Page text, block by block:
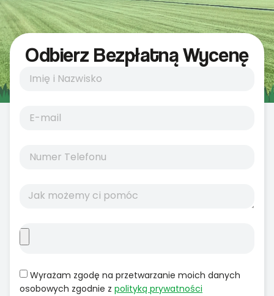
Odbierz Bezpłatną Wycenę
Wyrażam zgodę na przetwarzanie moich danych
osobowych zgodnie z polityką prywatności